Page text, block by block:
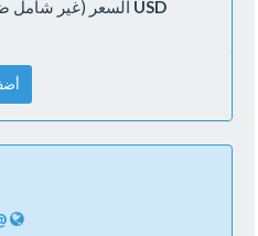
السعر (غير شامل 25.30 USD